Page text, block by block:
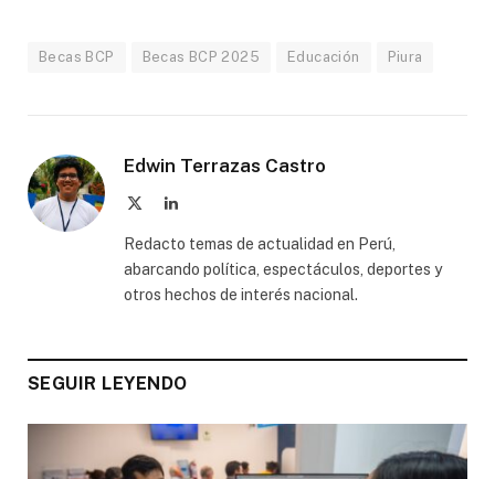
Becas BCP Becas BCP 2025 Educación Piura
Edwin Terrazas Castro
LinkedIn
Redacto temas de actualidad en Perú,
abarcando política, espectáculos, deportes y
otros hechos de interés nacional.
SEGUIR LEYENDO